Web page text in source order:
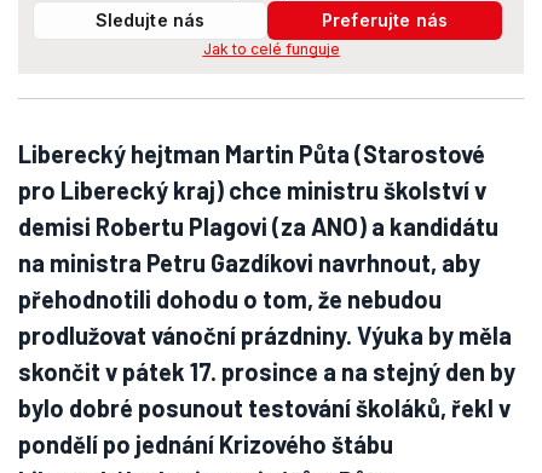
Sledujte nás
Preferujte nás
Jak to celé funguje
Liberecký hejtman Martin Půta (Starostové
pro Liberecký kraj) chce ministru školství v
demisi Robertu Plagovi (za ANO) a kandidátu
na ministra Petru Gazdíkovi navrhnout, aby
přehodnotili dohodu o tom, že nebudou
prodlužovat vánoční prázdniny. Výuka by měla
skončit v pátek 17. prosince a na stejný den by
bylo dobré posunout testování školáků, řekl v
pondělí po jednání Krizového štábu